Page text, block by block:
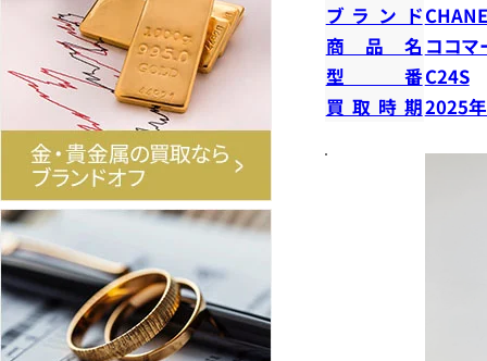
ブランド
商品名 ココ
型番C24S
買取時期2025